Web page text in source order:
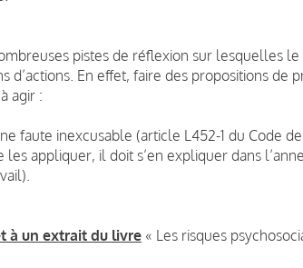
pistes de réflexion sur lesquelles le
d’actions. En effet, faire des propositions de
agir :
faute inexcusable (article L452-1 du Code
les appliquer, il doit s’en expliquer dans
à un extrait du livre « Les risques